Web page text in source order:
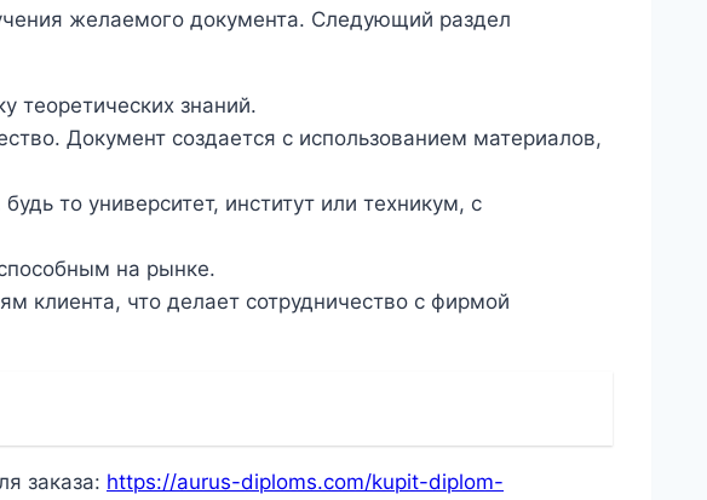
желаемого документа. Следующий раздел
теоретических знаний.
Документ создается с использованием материалов,
то университет, институт или техникум, с
на рынке.
клиента, что делает сотрудничество с фирмой
заказа: https://aurus-diploms.com/kupit-diplom-